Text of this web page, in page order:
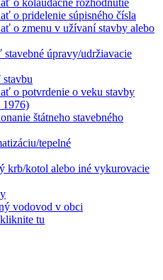
o pridelenie súpisného čísla
o zmenu v užívaní stavby alebo
úpravy/udržiavacie
o potvrdenie o veku stavby
1976)
štátneho stavebného
tepelné
krb/kotol alebo iné vykurovacie
vodovod v obci
tu